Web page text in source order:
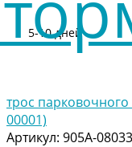
5-10 дней
трос
00001)
Артикул: 905A-